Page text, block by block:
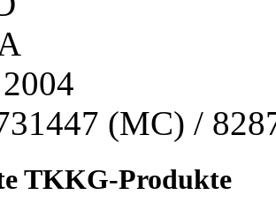
(MC) /
TKKG-Produkte